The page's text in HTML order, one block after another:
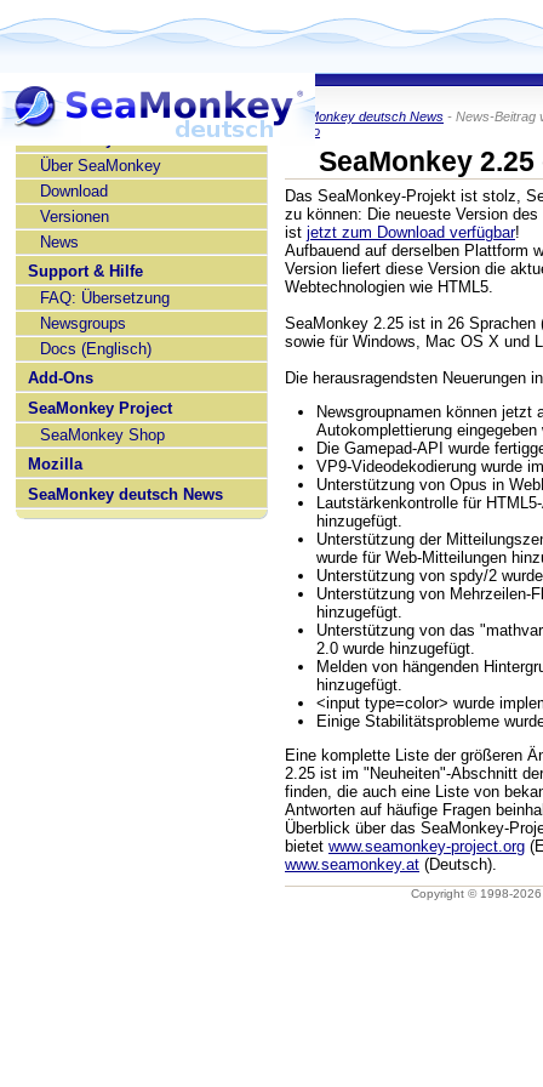
SeaMonkey deutsch
Über SeaMonkey
Download
Versionen
News
Support & Hilfe
FAQ: Übersetzung
Newsgroups
Docs (Englisch)
Add-Ons
SeaMonkey Project
SeaMonkey Shop
Mozilla
SeaMonkey deutsch News
SeaMonkey deutsch News - News-Beitrag
KaiRo
SeaMonkey
Das SeaMonkey-Projekt ist stolz,
zu können: Die neueste Version
ist jetzt zum Download verfügbar!
Aufbauend auf derselben Plattform
Version liefert diese Version die
Webtechnologien wie HTML5.
SeaMonkey 2.25 ist in 26 Sprachen
sowie für Windows, Mac OS X und
Die herausragendsten Neuerungen
Newsgroupnamen können jetzt
Autokomplettierung eingegeben
Die Gamepad-API wurde
VP9-Videodekodierung wurde
Unterstützung von Opus in
Lautstärkenkontrolle für
hinzugefügt.
Unterstützung der
wurde für Web-Mitteilungen
Unterstützung von spdy/2
Unterstützung von Mehrzeilen-
hinzugefügt.
Unterstützung von das
2.0 wurde hinzugefügt.
Melden von hängenden
hinzugefügt.
<input type=color> wurde
Einige Stabilitätsprobleme
Eine komplette Liste der größeren
2.25 ist im "Neuheiten"-Abschnitt
finden, die auch eine Liste von
Antworten auf häufige Fragen
Überblick über das SeaMonkey-
bietet www.seamonkey-project.org
www.seamonkey.at (Deutsch).
Copyright © 1998-